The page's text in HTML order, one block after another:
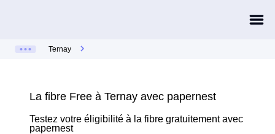
Ternay
La fibre Free à Ternay avec papernest
Testez votre éligibilité à la fibre gratuitement avec
papernest